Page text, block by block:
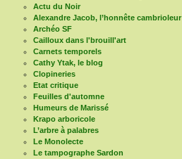
Actu du Noir
Alexandre Jacob, l’honnête cambrioleur
Archéo SF
Cailloux dans l'brouill'art
Carnets temporels
Cathy Ytak, le blog
Clopineries
Etat critique
Feuilles d'automne
Humeurs de Marissé
Krapo arboricole
L’arbre à palabres
Le Monolecte
Le tampographe Sardon